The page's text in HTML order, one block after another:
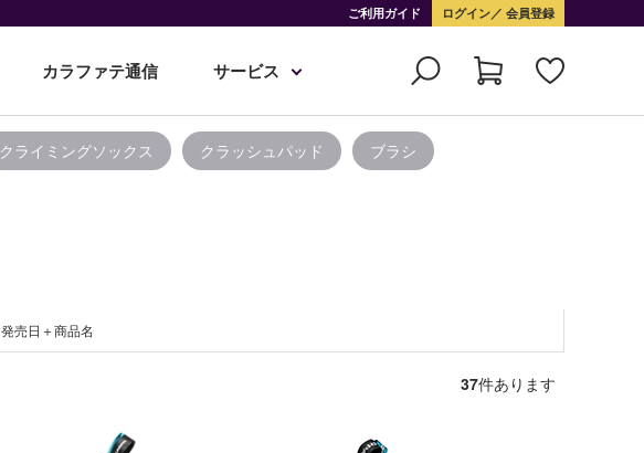
ご利用ガイド ログイン 会員登録
カラファテ通信 サービス
クライミングソックス クラッシュパッド ブラシ
発売日＋商品名
37件あります